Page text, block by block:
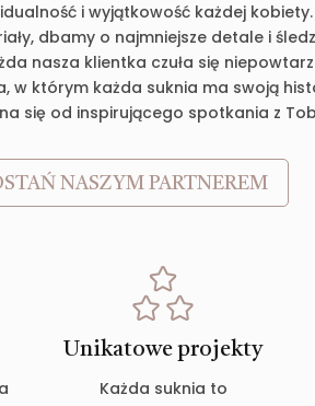
i wyjątkowość każdej
dbamy o najmniejsze detale i
nasza klientka czuła się
w którym każda suknia ma swoją
się od inspirującego spotkania z
NASZYM PARTNEREM
Unikatowe projekty
Każda suknia to